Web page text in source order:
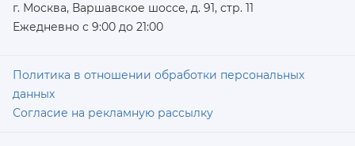
г. Москва, Варшавское шоссе, д. 91, стр. 11
Ежедневно с 9:00 до 21:00
Политика в отношении обработки персональных
данных
Согласие на рекламную рассылку